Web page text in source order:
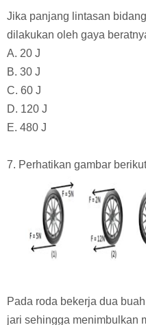
Jika panjang lintasan
dilakukan oleh gaya
A. 20 J
B. 30 J
C. 60 J
D. 120 J
E. 480 J
7. Perhatikan gambar
Pada roda bekerja dua
jari sehingga menimbulkan